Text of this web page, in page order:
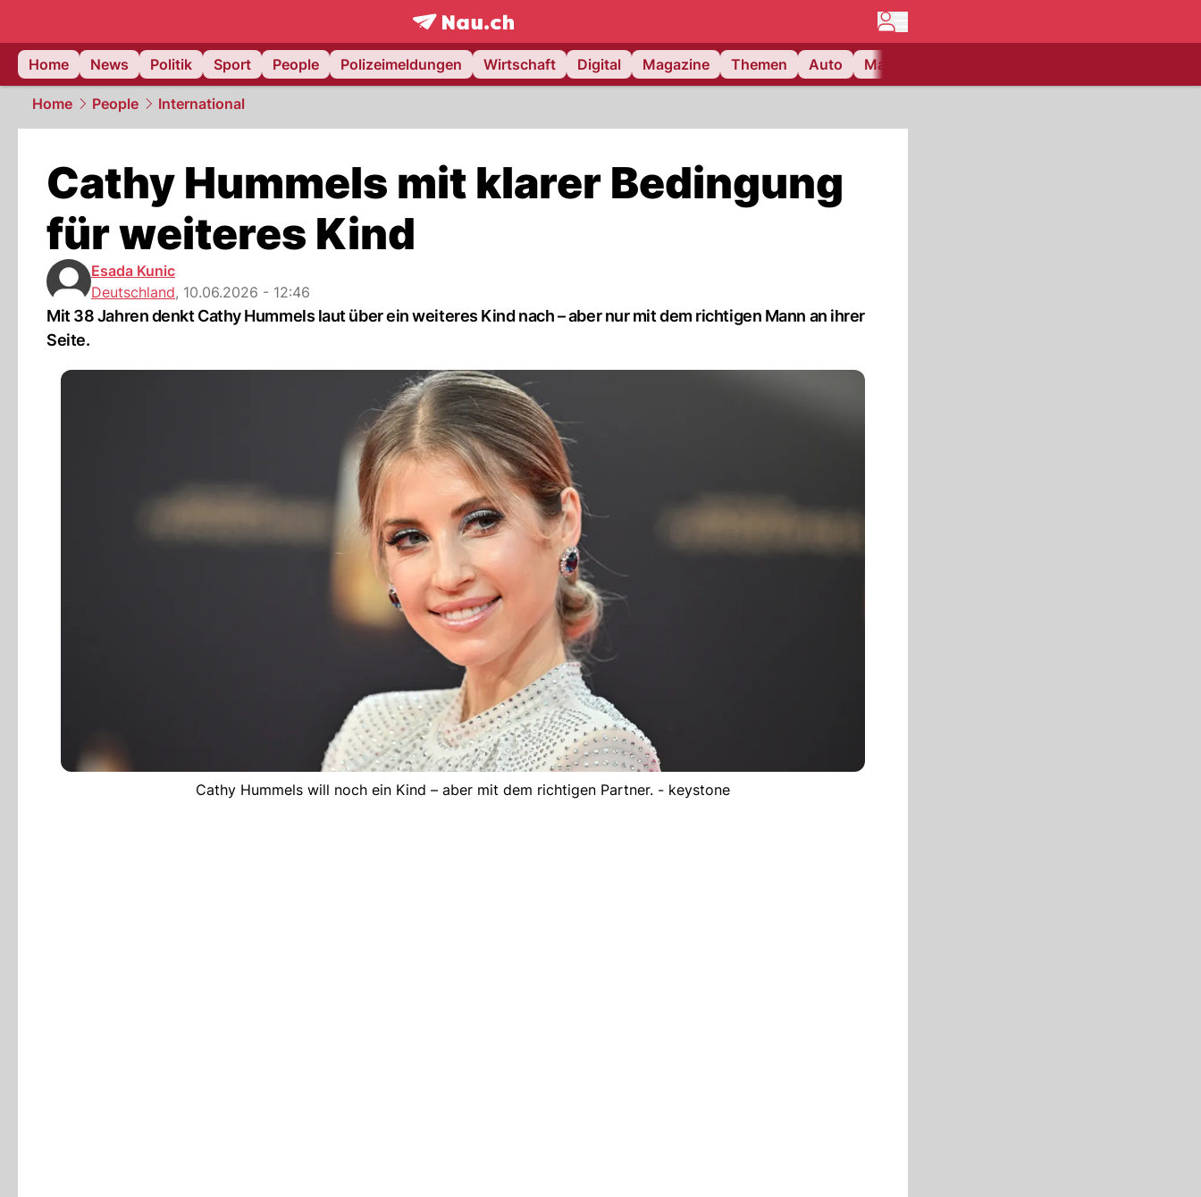
frontpage.NAU.ch
Home
News Politik Sport People Polizeimeldungen Wirtschaft Digital Magazine Themen Auto Matchcenter
Home People International
Cathy Hummels mit klarer Bedingung
für weiteres Kind
Esada Kunic
Deutschland, 10.06.2026 - 12:46
Mit 38 Jahren denkt Cathy Hummels laut über ein weiteres Kind nach – aber nur mit dem richtigen Mann an ihrer
Seite.
Cathy Hummels will noch ein Kind – aber mit dem richtigen Partner. - keystone